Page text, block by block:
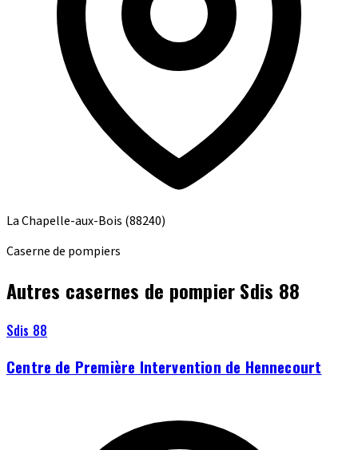
La Chapelle-aux-Bois (88240)
Caserne de pompiers
Autres casernes de pompier Sdis 88
Sdis 88
Centre de Première Intervention de Hennecourt